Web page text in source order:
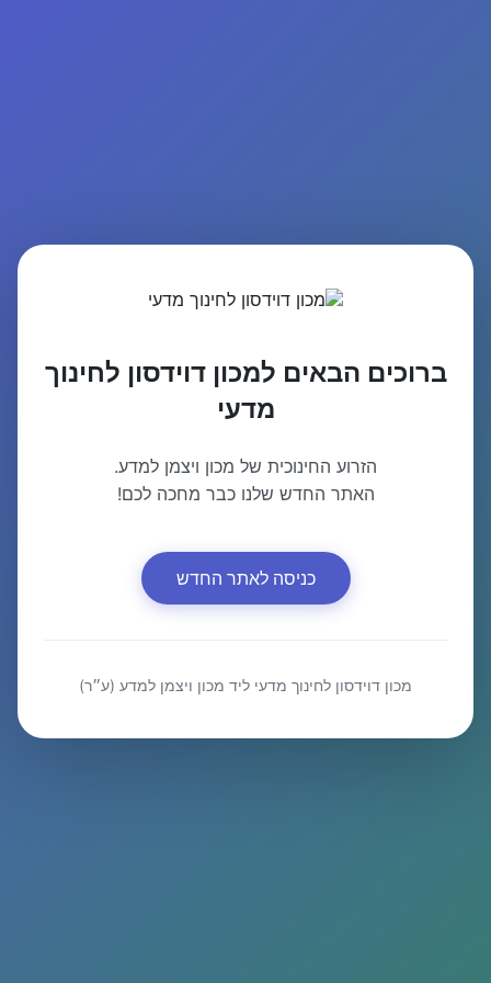
ברוכים הבאים למכון דוידסון לחינוך
מדעי
הזרוע החינוכית של מכון ויצמן למדע.
האתר החדש שלנו כבר מחכה לכם!
כניסה לאתר החדש
מכון דוידסון לחינוך מדעי ליד מכון ויצמן למדע (ע״ר)